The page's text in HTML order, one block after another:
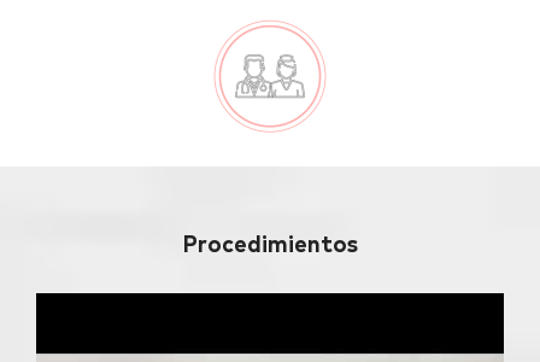
Procedimientos